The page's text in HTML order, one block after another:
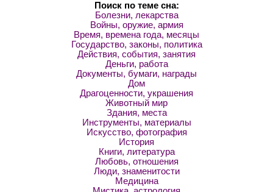
Поиск по теме сна:
Болезни, лекарства
Войны, оружие, армия
Время, времена года, месяцы
Государство, законы, политика
Действия, события, занятия
Деньги, работа
Документы, бумаги, награды
Дом
Драгоценности, украшения
Животный мир
Здания, места
Инструменты, материалы
Искусство, фотография
История
Книги, литература
Любовь, отношения
Люди, знаменитости
Медицина